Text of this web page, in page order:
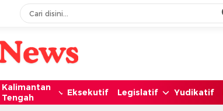
Kalimantan
Tengah
Eksekutif Legislatif Yudikatif